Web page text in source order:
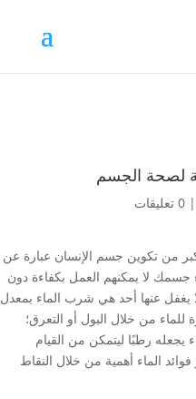
لصحة الجسم
| 0 تعليقات
من تكوين جسم الإنسان عبارة عن
لا يمكنهم العمل بكفاءة دون
يغفل عنها أحد هي شرب الماء بمعدل
من خلال البول أو التعرق؛
يجعله رطبًا ليتمكن من القيام
الماء أهمية من خلال النقاط